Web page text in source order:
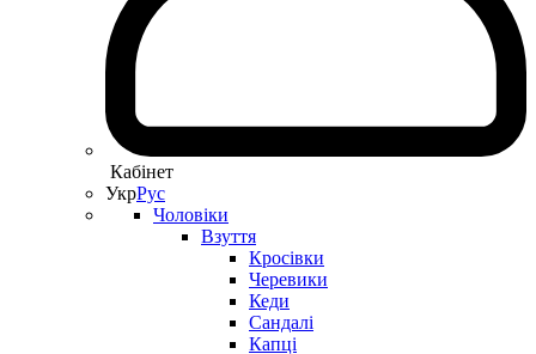
Кабінет
УкрРус
Чоловіки
Взуття
Кросівки
Черевики
Кеди
Сандалі
Капці